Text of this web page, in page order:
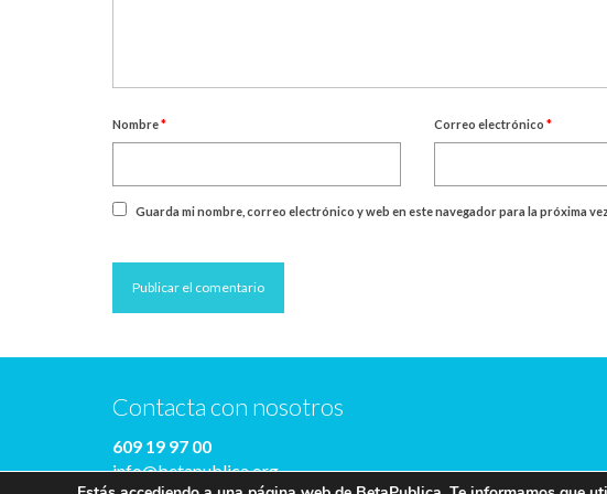
Nombre* Correo electrónico*
Guarda mi nombre, correo electrónico y web en este navegador para la próxima
Contacta con nosotros
609 19 97 00
info@betapublica.org